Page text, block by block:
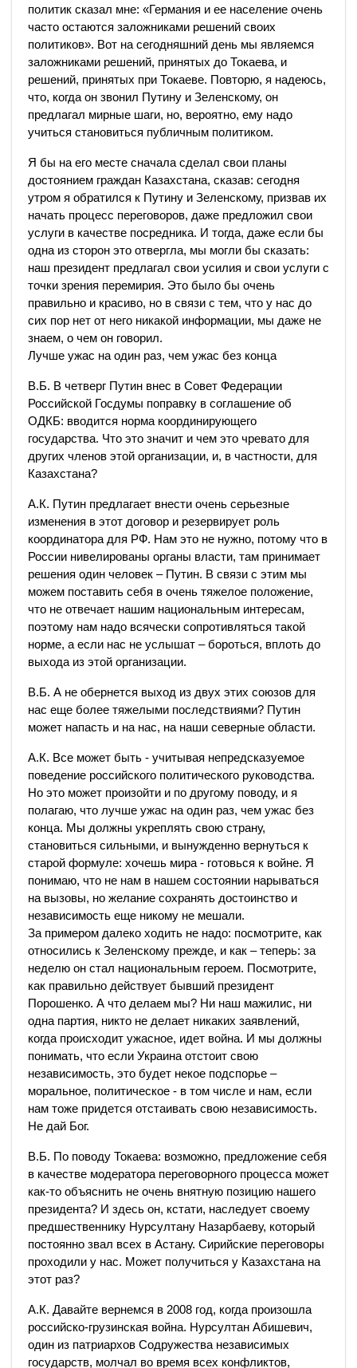
политик сказал мне: «Германия и ее население очень
часто остаются заложниками решений своих
политиков». Вот на сегодняшний день мы являемся
заложниками решений, принятых до Токаева, и
решений, принятых при Токаеве. Повторю, я надеюсь,
что, когда он звонил Путину и Зеленскому, он
предлагал мирные шаги, но, вероятно, ему надо
учиться становиться публичным политиком.
Я бы на его месте сначала сделал свои планы
достоянием граждан Казахстана, сказав: сегодня
утром я обратился к Путину и Зеленскому, призвав их
начать процесс переговоров, даже предложил свои
услуги в качестве посредника. И тогда, даже если бы
одна из сторон это отвергла, мы могли бы сказать:
наш президент предлагал свои усилия и свои услуги с
точки зрения перемирия. Это было бы очень
правильно и красиво, но в связи с тем, что у нас до
сих пор нет от него никакой информации, мы даже не
знаем, о чем он говорил.
Лучше ужас на один раз, чем ужас без конца
В.Б. В четверг Путин внес в Совет Федерации
Российской Госдумы поправку в соглашение об
ОДКБ: вводится норма координирующего
государства. Что это значит и чем это чревато для
других членов этой организации, и, в частности, для
Казахстана?
А.К. Путин предлагает внести очень серьезные
изменения в этот договор и резервирует роль
координатора для РФ. Нам это не нужно, потому что в
России нивелированы органы власти, там принимает
решения один человек – Путин. В связи с этим мы
можем поставить себя в очень тяжелое положение,
что не отвечает нашим национальным интересам,
поэтому нам надо всячески сопротивляться такой
норме, а если нас не услышат – бороться, вплоть до
выхода из этой организации.
В.Б. А не обернется выход из двух этих союзов для
нас еще более тяжелыми последствиями? Путин
может напасть и на нас, на наши северные области.
А.К. Все может быть - учитывая непредсказуемое
поведение российского политического руководства.
Но это может произойти и по другому поводу, и я
полагаю, что лучше ужас на один раз, чем ужас без
конца. Мы должны укреплять свою страну,
становиться сильными, и вынужденно вернуться к
старой формуле: хочешь мира - готовься к войне. Я
понимаю, что не нам в нашем состоянии нарываться
на вызовы, но желание сохранять достоинство и
независимость еще никому не мешали.
За примером далеко ходить не надо: посмотрите, как
относились к Зеленскому прежде, и как – теперь: за
неделю он стал национальным героем. Посмотрите,
как правильно действует бывший президент
Порошенко. А что делаем мы? Ни наш мажилис, ни
одна партия, никто не делает никаких заявлений,
когда происходит ужасное, идет война. И мы должны
понимать, что если Украина отстоит свою
независимость, это будет некое подспорье –
моральное, политическое - в том числе и нам, если
нам тоже придется отстаивать свою независимость.
Не дай Бог.
В.Б. По поводу Токаева: возможно, предложение себя
в качестве модератора переговорного процесса может
как-то объяснить не очень внятную позицию нашего
президента? И здесь он, кстати, наследует своему
предшественнику Нурсултану Назарбаеву, который
постоянно звал всех в Астану. Сирийские переговоры
проходили у нас. Может получиться у Казахстана на
этот раз?
А.К. Давайте вернемся в 2008 год, когда произошла
российско-грузинская война. Нурсултан Абишевич,
один из патриархов Содружества независимых
государств, молчал во время всех конфликтов,